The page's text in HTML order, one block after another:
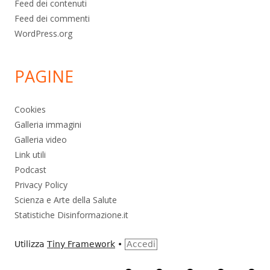
Feed dei contenuti
Feed dei commenti
WordPress.org
PAGINE
Cookies
Galleria immagini
Galleria video
Link utili
Podcast
Privacy Policy
Scienza e Arte della Salute
Statistiche Disinformazione.it
Utilizza Tiny Framework • Accedi